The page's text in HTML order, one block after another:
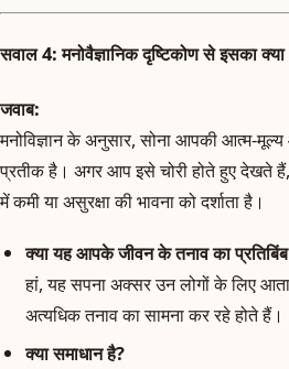
सवाल 4: मनोवैज्ञानिक दृष्टिकोण से इसका
जवाब:
मनोविज्ञान के अनुसार, सोना आपकी आत्म-
प्रतीक है। अगर आप इसे चोरी होते हुए देखते
में कमी या असुरक्षा की भावना को दर्शाता है।
क्या यह आपके जीवन के तनाव का
हां, यह सपना अक्सर उन लोगों के लिए
अत्यधिक तनाव का सामना कर रहे होते हैं।
क्या समाधान है?